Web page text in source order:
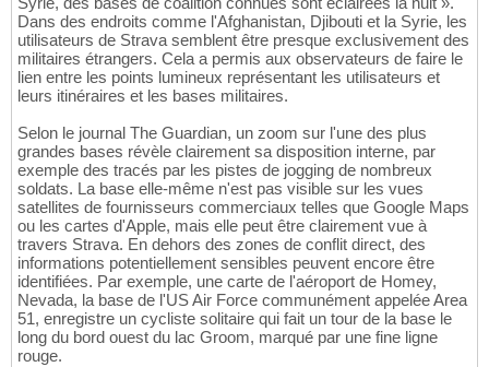
Dans des endroits comme l'Afghanistan, Djibouti et la Syrie, les
utilisateurs de Strava semblent être presque exclusivement des
militaires étrangers. Cela a permis aux observateurs de faire le
lien entre les points lumineux représentant les utilisateurs et
leurs itinéraires et les bases militaires.
Selon le journal The Guardian, un zoom sur l'une des plus
grandes bases révèle clairement sa disposition interne, par
exemple des tracés par les pistes de jogging de nombreux
soldats. La base elle-même n'est pas visible sur les vues
satellites de fournisseurs commerciaux telles que Google Maps
ou les cartes d'Apple, mais elle peut être clairement vue à
travers Strava. En dehors des zones de conflit direct, des
informations potentiellement sensibles peuvent encore être
identifiées. Par exemple, une carte de l'aéroport de Homey,
Nevada, la base de l'US Air Force communément appelée Area
51, enregistre un cycliste solitaire qui fait un tour de la base le
long du bord ouest du lac Groom, marqué par une fine ligne
rouge.